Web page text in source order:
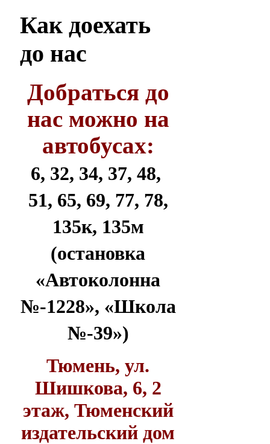
Как доехать
до нас
Добраться до
нас можно на
автобусах:
6, 32, 34, 37, 48,
51, 65, 69, 77, 78,
135к, 135м
(остановка
«Автоколонна
№-1228», «Школа
№-39»)
Тюмень, ул.
Шишкова, 6, 2
этаж, Тюменский
издательский дом